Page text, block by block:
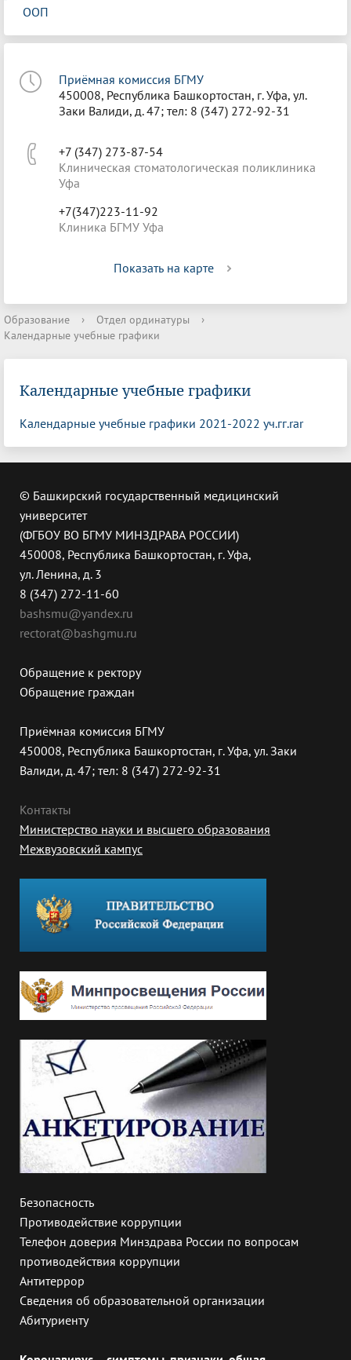
ООП
Приёмная комиссия БГМУ
450008, Республика Башкортостан, г. Уфа, ул.
Заки Валиди, д. 47; тел: 8 (347) 272-92-31
+7 (347) 273-87-54
Клиническая стоматологическая поликлиника
Уфа
+7(347)223-11-92
Клиника БГМУ Уфа
Показать на карте
Образование › Отдел ординатуры
›
Календарные учебные графики
Календарные учебные графики
Календарные учебные графики 2021-2022 уч.гг.rar
© Башкирский государственный медицинский
университет
(ФГБОУ ВО БГМУ МИНЗДРАВА РОССИИ)
450008, Республика Башкортостан, г. Уфа,
ул. Ленина, д. 3
8 (347) 272-11-60
bashsmu@yandex.ru
rectorat@bashgmu.ru
Обращение к ректору
Обращение граждан
Приёмная комиссия БГМУ
450008, Республика Башкортостан, г. Уфа, ул. Заки
Валиди, д. 47; тел: 8 (347) 272-92-31
Контакты
Министерство науки и высшего образования
Межвузовский кампус
Безопасность
Противодействие коррупции
Телефон доверия Минздрава России по вопросам
противодействия коррупции
Антитеррор
Сведения об образовательной организации
Абитуриенту